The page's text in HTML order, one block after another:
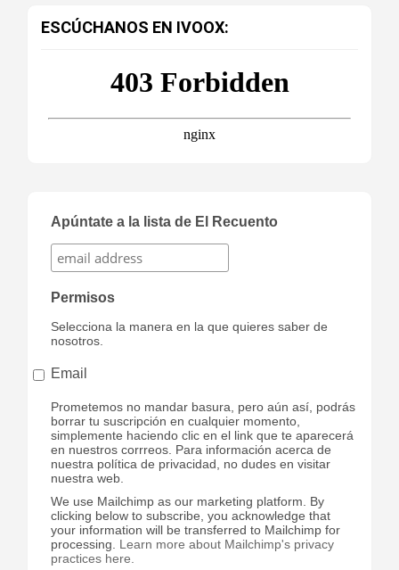
ESCÚCHANOS EN IVOOX:
Apúntate a la lista de El Recuento
Permisos
Selecciona la manera en la que quieres saber de
nosotros.
Email
Prometemos no mandar basura, pero aún así, podrás
borrar tu suscripción en cualquier momento,
simplemente haciendo clic en el link que te aparecerá
en nuestros corrreos. Para información acerca de
nuestra política de privacidad, no dudes en visitar
nuestra web.
We use Mailchimp as our marketing platform. By
clicking below to subscribe, you acknowledge that
your information will be transferred to Mailchimp for
processing. Learn more about Mailchimp's privacy
practices here.